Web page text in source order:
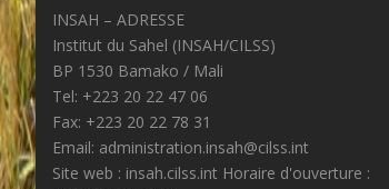
INSAH – ADRESSE
Institut du Sahel (INSAH/CILSS)
BP 1530 Bamako / Mali
Tel: +223 20 22 47 06
Fax: +223 20 22 78 31
Email: administration.insah@cilss.int
Site web : insah.cilss.int Horaire d'ouverture :